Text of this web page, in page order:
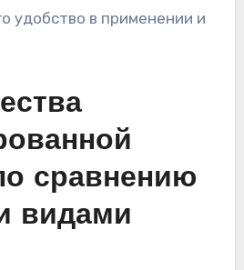
удобство в применении и
сравнению
видами